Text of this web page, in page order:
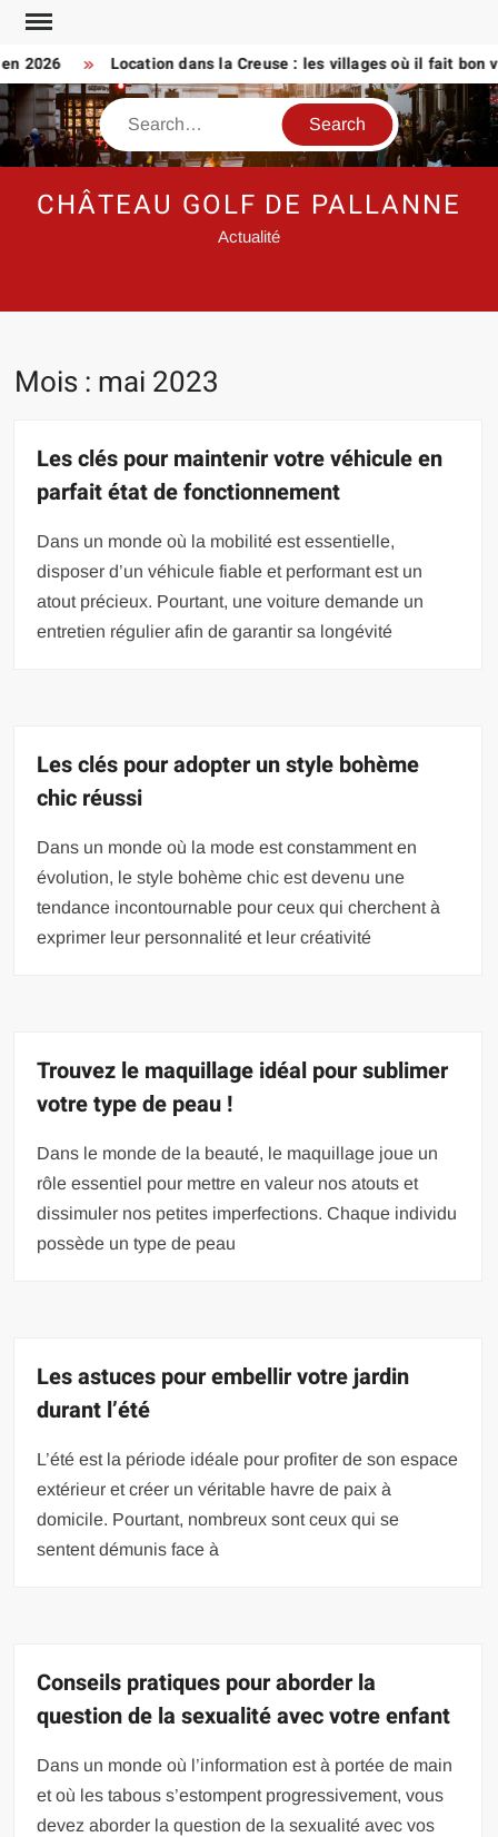
Skip
content
Location dans la Creuse : les villages où il fait bon vivre
Search
CHÂTEAU GOLF DE PALLANNE
Actualité
Mois : mai 2023
Les clés pour maintenir votre véhicule en
parfait état de fonctionnement
Dans un monde où la mobilité est essentielle,
disposer d’un véhicule fiable et performant est un
atout précieux. Pourtant, une voiture demande un
entretien régulier afin de garantir sa longévité
Les clés pour adopter un style bohème
chic réussi
Dans un monde où la mode est constamment en
évolution, le style bohème chic est devenu une
tendance incontournable pour ceux qui cherchent à
exprimer leur personnalité et leur créativité
Trouvez le maquillage idéal pour sublimer
votre type de peau !
Dans le monde de la beauté, le maquillage joue un
rôle essentiel pour mettre en valeur nos atouts et
dissimuler nos petites imperfections. Chaque individu
possède un type de peau
Les astuces pour embellir votre jardin
durant l’été
L’été est la période idéale pour profiter de son espace
extérieur et créer un véritable havre de paix à
domicile. Pourtant, nombreux sont ceux qui se
sentent démunis face à
Conseils pratiques pour aborder la
question de la sexualité avec votre enfant
Dans un monde où l’information est à portée de main
et où les tabous s’estompent progressivement, vous
devez aborder la question de la sexualité avec vos